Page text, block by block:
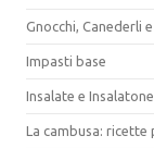
Gnocchi, Canederli
Impasti base
Insalate e Insalatone
La cambusa: ricette